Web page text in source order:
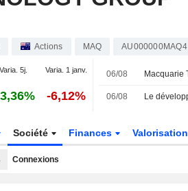
Actions MAQ AU000000MAQ4
Varia. 5j. Varia. 1 janv.
-6,12%
06/08
06/08
Société Finances Valorisation
Connexions